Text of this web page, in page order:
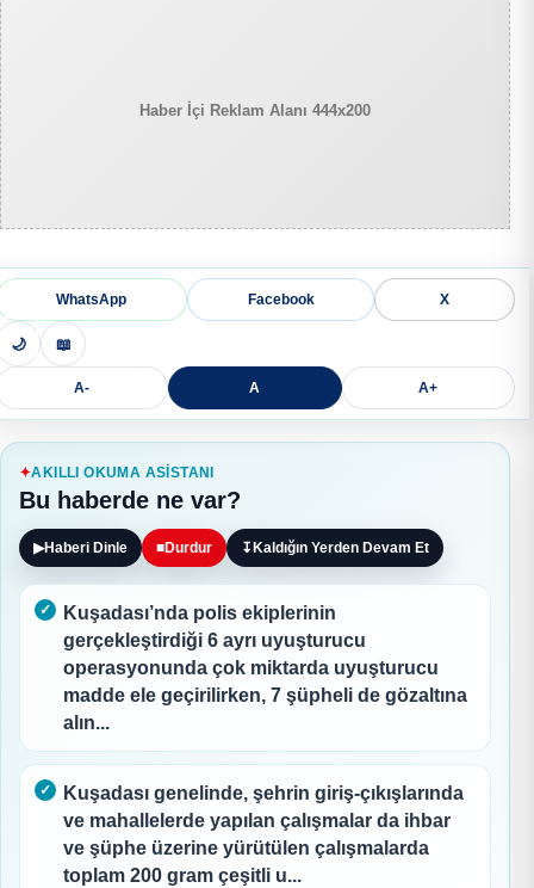
Haber İçi Reklam Alanı 444x200
WhatsApp Facebook X
🌙 📖
A- A A+
AKILLI OKUMA ASISTANI
Bu haberde ne var?
▶Haberi Dinle ■Durdur ↧ Kaldığın Yerden Devam Et
Kuşadası’nda polis ekiplerinin
gerçekleştirdiği 6 ayrı uyuşturucu
operasyonunda çok miktarda uyuşturucu
madde ele geçirilirken, 7 şüpheli de gözaltına
alın...
Kuşadası genelinde, şehrin giriş-çıkışlarında
ve mahallelerde yapılan çalışmalar da ihbar
ve şüphe üzerine yürütülen çalışmalarda
toplam 200 gram çeşitli u...